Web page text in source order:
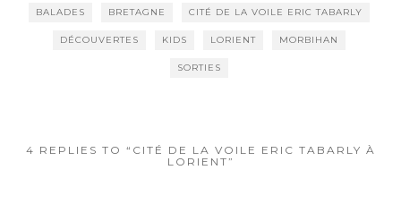
BALADES BRETAGNE CITÉ DE LA VOILE ERIC TABARLY
DÉCOUVERTES KIDS LORIENT MORBIHAN
SORTIES
4 REPLIES TO “CITÉ DE LA VOILE ERIC TABARLY À
LORIENT”